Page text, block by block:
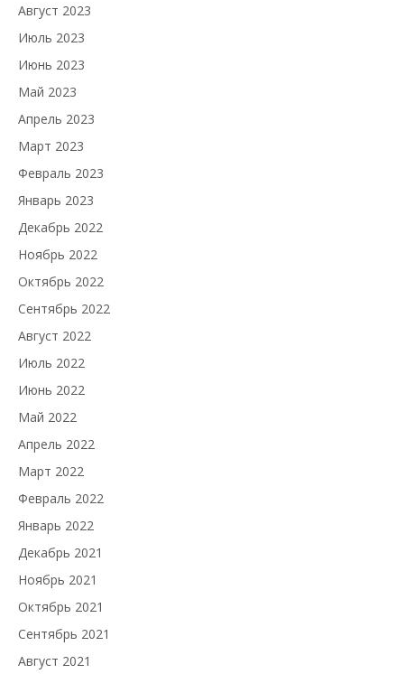
Август 2023
Июль 2023
Июнь 2023
Май 2023
Апрель 2023
Март 2023
Февраль 2023
Январь 2023
Декабрь 2022
Ноябрь 2022
Октябрь 2022
Сентябрь 2022
Август 2022
Июль 2022
Июнь 2022
Май 2022
Апрель 2022
Март 2022
Февраль 2022
Январь 2022
Декабрь 2021
Ноябрь 2021
Октябрь 2021
Сентябрь 2021
Август 2021